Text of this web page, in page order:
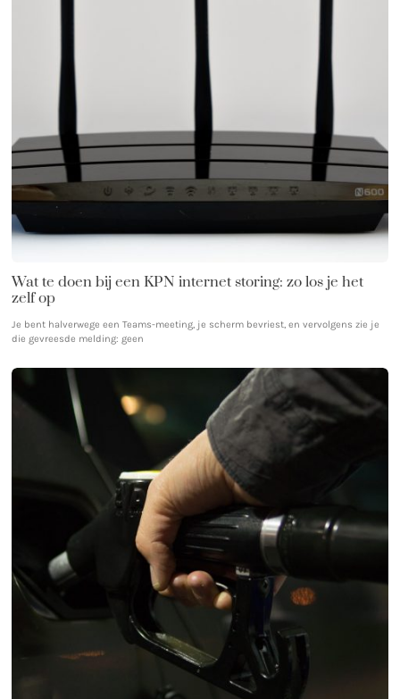
Wat te doen bij een KPN internet storing: zo los je het
zelf op
Je bent halverwege een Teams-meeting, je scherm bevriest, en vervolgens zie je
die gevreesde melding: geen